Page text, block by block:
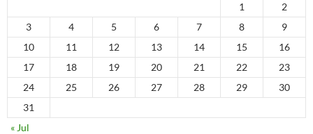
1
2
3
4 5 6 7 8
9
10
11 12 13 14 15
16
17
18 19 20 21 22
23
24
25 26 27 28 29
30
31
« Jul